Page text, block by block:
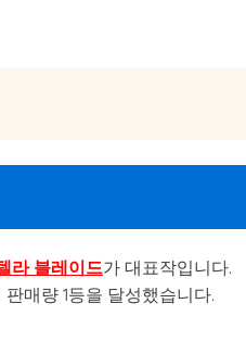
라 블레이드가 대표작입니다.
매량 1등을 달성했습니다.